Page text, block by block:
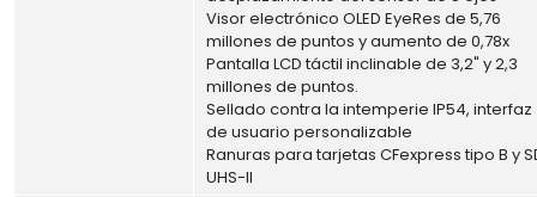
Visor electrónico OLED EyeRes de 5,76
millones de puntos y aumento de 0,78x
Pantalla LCD táctil inclinable de 3,2" y 2,3
millones de puntos.
Sellado contra la intemperie IP54, interfaz
de usuario personalizable
Ranuras para tarjetas CFexpress tipo B y
UHS-II